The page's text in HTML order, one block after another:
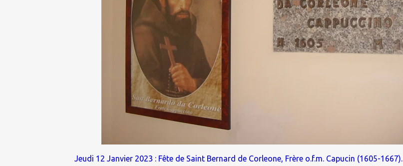
Jeudi 12 Janvier 2023 : Fête de Saint Bernard de Corleone, Frère o.f.m. Capucin (1605-1667).